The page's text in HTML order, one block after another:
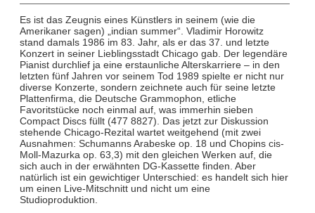
Es ist das Zeugnis eines Künstlers in seinem (wie die
Amerikaner sagen) „indian summer“. Vladimir Horowitz
stand damals 1986 im 83. Jahr, als er das 37. und letzte
Konzert in seiner Lieblingsstadt Chicago gab. Der legendäre
Pianist durchlief ja eine erstaunliche Alterskarriere – in den
letzten fünf Jahren vor seinem Tod 1989 spielte er nicht nur
diverse Konzerte, sondern zeichnete auch für seine letzte
Plattenfirma, die Deutsche Grammophon, etliche
Favoritstücke noch einmal auf, was immerhin sieben
Compact Discs füllt (477 8827). Das jetzt zur Diskussion
stehende Chicago-Rezital wartet weitgehend (mit zwei
Ausnahmen: Schumanns Arabeske op. 18 und Chopins cis-
Moll-Mazurka op. 63,3) mit den gleichen Werken auf, die
sich auch in der erwähnten DG-Kassette finden. Aber
natürlich ist ein gewichtiger Unterschied: es handelt sich hier
um einen Live-Mitschnitt und nicht um eine
Studioproduktion.